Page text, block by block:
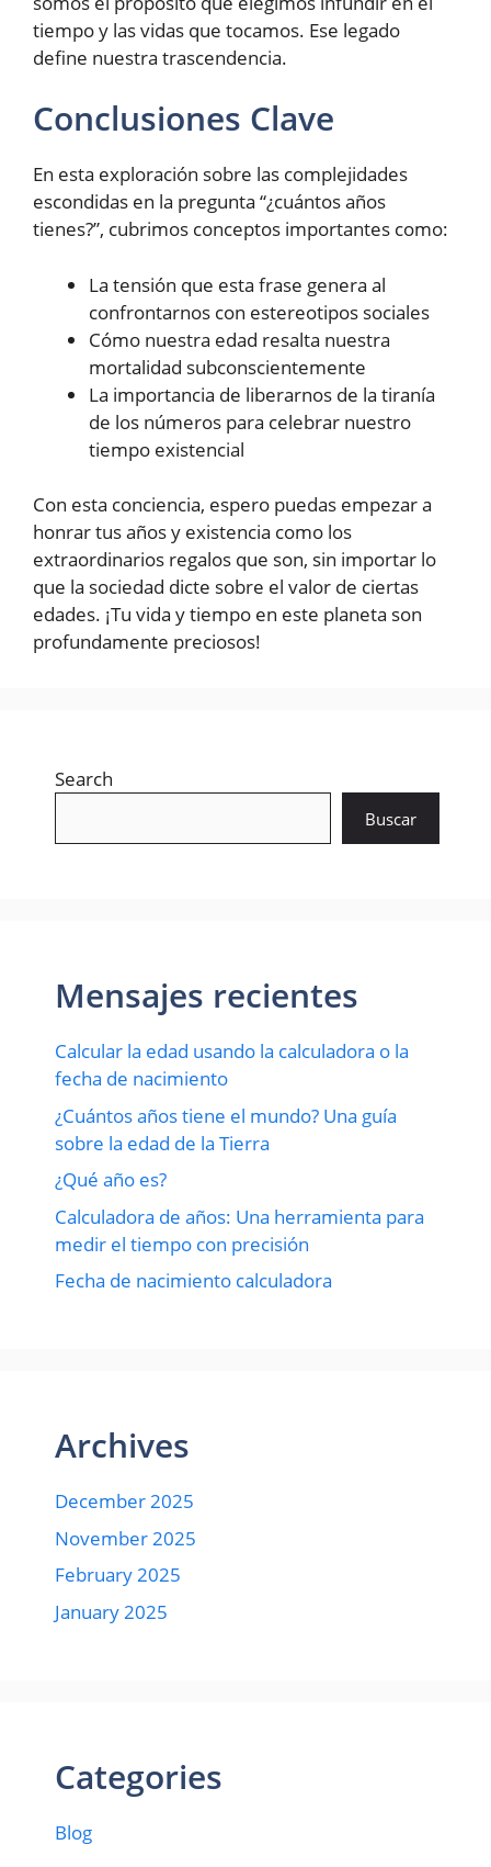
tiempo y las vidas que tocamos. Ese legado
define nuestra trascendencia.
Conclusiones Clave
En esta exploración sobre las complejidades
escondidas en la pregunta “¿cuántos años
tienes?”, cubrimos conceptos importantes como:
La tensión que esta frase genera al
confrontarnos con estereotipos sociales
Cómo nuestra edad resalta nuestra
mortalidad subconscientemente
La importancia de liberarnos de la tiranía
de los números para celebrar nuestro
tiempo existencial
Con esta conciencia, espero puedas empezar a
honrar tus años y existencia como los
extraordinarios regalos que son, sin importar lo
que la sociedad dicte sobre el valor de ciertas
edades. ¡Tu vida y tiempo en este planeta son
profundamente preciosos!
Search
Buscar
Mensajes recientes
Calcular la edad usando la calculadora o la
fecha de nacimiento
¿Cuántos años tiene el mundo? Una guía
sobre la edad de la Tierra
¿Qué año es?
Calculadora de años: Una herramienta para
medir el tiempo con precisión
Fecha de nacimiento calculadora
Archives
December 2025
November 2025
February 2025
January 2025
Categories
Blog